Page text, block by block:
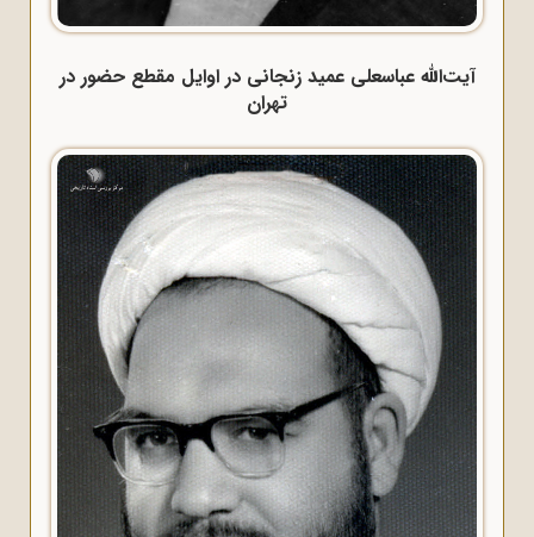
آیت‌الله عباسعلی عمید زنجانی در اوایل مقطع حضور در
تهران